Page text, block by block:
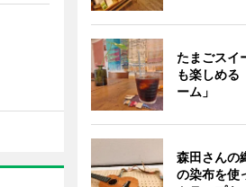
たまごスイ
も楽しめる
ーム」
森田さんの
の染布を使